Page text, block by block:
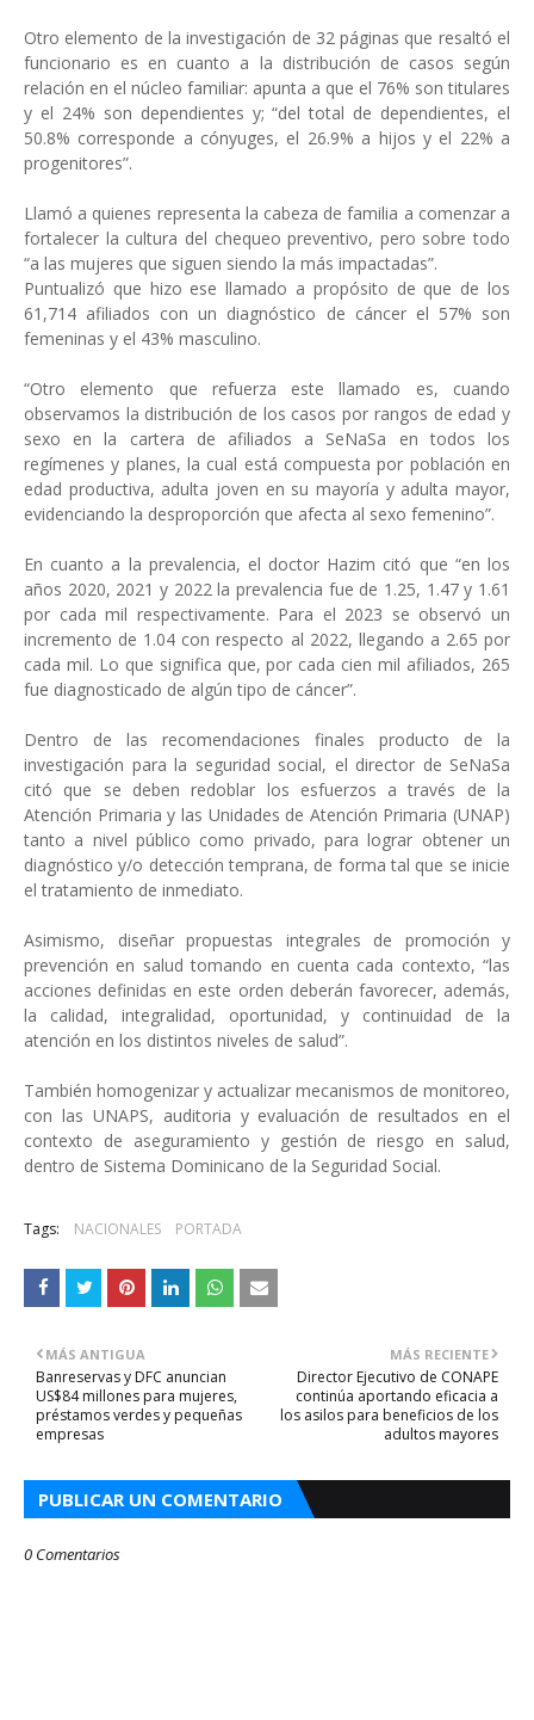
Otro elemento de la investigación de 32 páginas que resaltó el
funcionario es en cuanto a la distribución de casos según
relación en el núcleo familiar: apunta a que el 76% son titulares
y el 24% son dependientes y; “del total de dependientes, el
50.8% corresponde a cónyuges, el 26.9% a hijos y el 22% a
progenitores”.
Llamó a quienes representa la cabeza de familia a comenzar a
fortalecer la cultura del chequeo preventivo, pero sobre todo
“a las mujeres que siguen siendo la más impactadas”.
Puntualizó que hizo ese llamado a propósito de que de los
61,714 afiliados con un diagnóstico de cáncer el 57% son
femeninas y el 43% masculino.
“Otro elemento que refuerza este llamado es, cuando
observamos la distribución de los casos por rangos de edad y
sexo en la cartera de afiliados a SeNaSa en todos los
regímenes y planes, la cual está compuesta por población en
edad productiva, adulta joven en su mayoría y adulta mayor,
evidenciando la desproporción que afecta al sexo femenino”.
En cuanto a la prevalencia, el doctor Hazim citó que “en los
años 2020, 2021 y 2022 la prevalencia fue de 1.25, 1.47 y 1.61
por cada mil respectivamente. Para el 2023 se observó un
incremento de 1.04 con respecto al 2022, llegando a 2.65 por
cada mil. Lo que significa que, por cada cien mil afiliados, 265
fue diagnosticado de algún tipo de cáncer”.
Dentro de las recomendaciones finales producto de la
investigación para la seguridad social, el director de SeNaSa
citó que se deben redoblar los esfuerzos a través de la
Atención Primaria y las Unidades de Atención Primaria (UNAP)
tanto a nivel público como privado, para lograr obtener un
diagnóstico y/o detección temprana, de forma tal que se inicie
el tratamiento de inmediato.
Asimismo, diseñar propuestas integrales de promoción y
prevención en salud tomando en cuenta cada contexto, “las
acciones definidas en este orden deberán favorecer, además,
la calidad, integralidad, oportunidad, y continuidad de la
atención en los distintos niveles de salud”.
También homogenizar y actualizar mecanismos de monitoreo,
con las UNAPS, auditoria y evaluación de resultados en el
contexto de aseguramiento y gestión de riesgo en salud,
dentro de Sistema Dominicano de la Seguridad Social.
Tags: NACIONALES PORTADA
MÁS RECIENTE
Director Ejecutivo de CONAPE
continúa aportando eficacia a
los asilos para beneficios de los
adultos mayores
MÁS ANTIGUA
Banreservas y DFC anuncian
US$84 millones para mujeres,
préstamos verdes y pequeñas
empresas
PUBLICAR UN COMENTARIO
0 Comentarios